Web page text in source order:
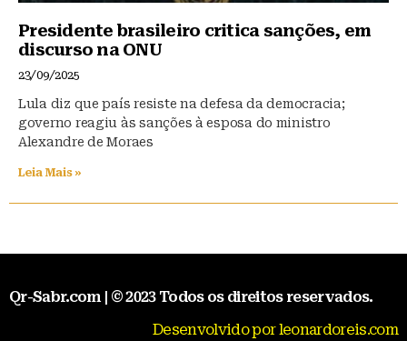
Presidente brasileiro critica sanções, em
discurso na ONU
23/09/2025
Lula diz que país resiste na defesa da democracia;
governo reagiu às sanções à esposa do ministro
Alexandre de Moraes
Leia Mais »
Qr-Sabr.com | © 2023 Todos os direitos reservados.
Desenvolvido por leonardoreis.com